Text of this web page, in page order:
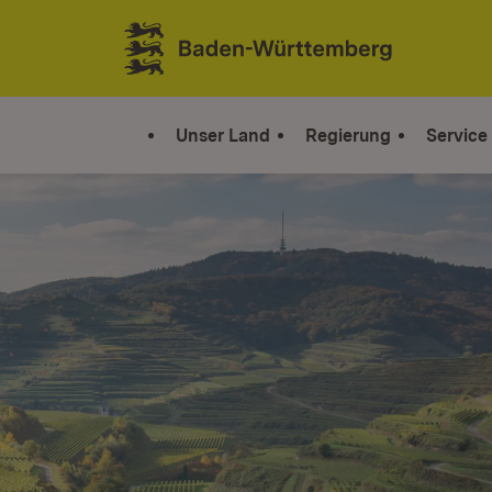
Zum Inhalt springen
Link zur Startseite
Unser Land Regierung Service